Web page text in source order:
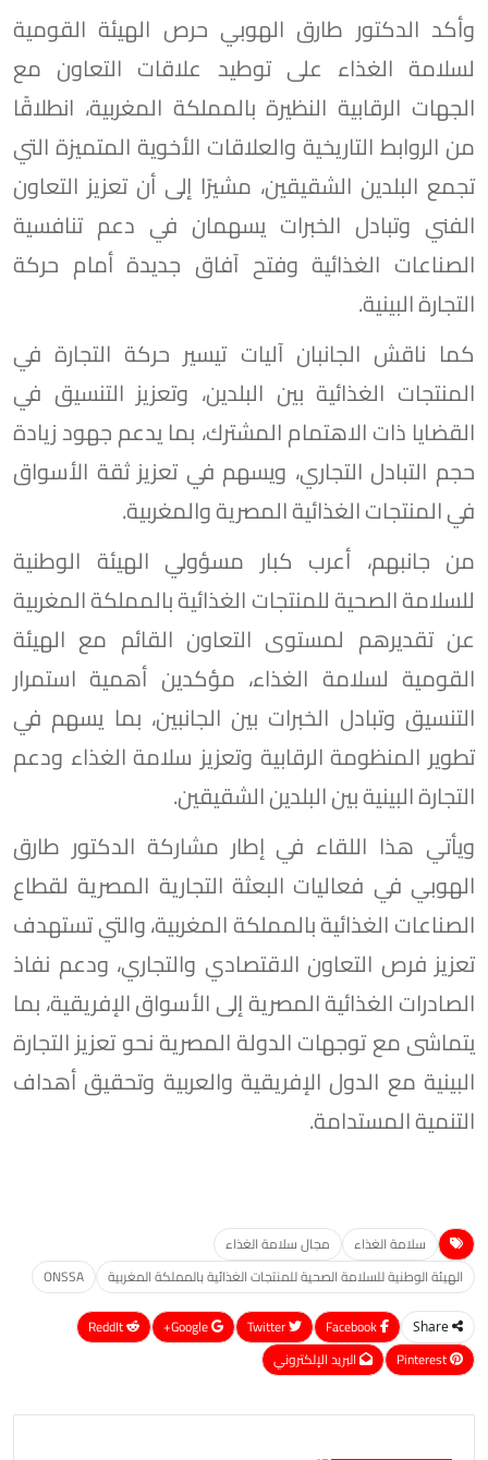
وأكد الدكتور طارق الهوبي حرص الهيئة القومية
لسلامة الغذاء على توطيد علاقات التعاون مع
الجهات الرقابية النظيرة بالمملكة المغربية، انطلاقًا
من الروابط التاريخية والعلاقات الأخوية المتميزة التي
تجمع البلدين الشقيقين، مشيرًا إلى أن تعزيز التعاون
الفني وتبادل الخبرات يسهمان في دعم تنافسية
الصناعات الغذائية وفتح آفاق جديدة أمام حركة
التجارة البينية.
كما ناقش الجانبان آليات تيسير حركة التجارة في
المنتجات الغذائية بين البلدين، وتعزيز التنسيق في
القضايا ذات الاهتمام المشترك، بما يدعم جهود زيادة
حجم التبادل التجاري، ويسهم في تعزيز ثقة الأسواق
في المنتجات الغذائية المصرية والمغربية.
من جانبهم، أعرب كبار مسؤولي الهيئة الوطنية
للسلامة الصحية للمنتجات الغذائية بالمملكة المغربية
عن تقديرهم لمستوى التعاون القائم مع الهيئة
القومية لسلامة الغذاء، مؤكدين أهمية استمرار
التنسيق وتبادل الخبرات بين الجانبين، بما يسهم في
تطوير المنظومة الرقابية وتعزيز سلامة الغذاء ودعم
التجارة البينية بين البلدين الشقيقين.
ويأتي هذا اللقاء في إطار مشاركة الدكتور طارق
الهوبي في فعاليات البعثة التجارية المصرية لقطاع
الصناعات الغذائية بالمملكة المغربية، والتي تستهدف
تعزيز فرص التعاون الاقتصادي والتجاري، ودعم نفاذ
الصادرات الغذائية المصرية إلى الأسواق الإفريقية، بما
يتماشى مع توجهات الدولة المصرية نحو تعزيز التجارة
البينية مع الدول الإفريقية والعربية وتحقيق أهداف
التنمية المستدامة.
سلامة الغذاء
مجال سلامة الغذاء
الهيئة الوطنية للسلامة الصحية للمنتجات الغذائية بالمملكة المغربية
ONSSA
Share
Google+
ReddIt
Pinterest
البريد الإلكتروني